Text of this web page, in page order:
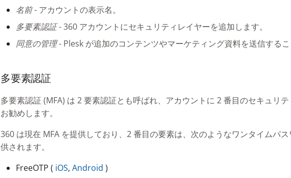
名前- アカウントの表示名。
多要素認証- 360 アカウントにセキュリティレイヤーを追加します。
同意の管理- Plesk が追加のコンテンツやマーケティング資料を送信するこ
多要素認証
多要素認証 (MFA) は 2 要素認証とも呼ばれ、アカウントに 2 番目のセキュリ
お勧めします。
360 は現在 MFA を提供しており、2 番目の要素は、次のようなワンタイムパ
供されます。
FreeOTP ( iOS, Android )